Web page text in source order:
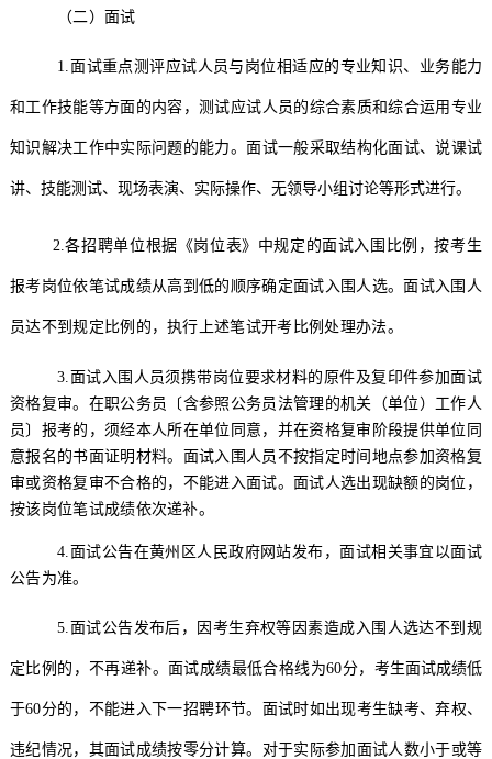
（二） 面试
1. 面试重点测评应试人员与岗位相适应的专业知识、业务能力
和工作技能等方面的内容，测试应试人员的综合素质和综合运用专业
知识解决工作中实际问题的能力。面试一般采取结构化面试、说课试
讲、技能测试、现场表演、实际操作、无领导小组讨论等形式进行。
2.各招聘单位根据《岗位表》中规定的面试入围比例，按考生
报考岗位依笔试成绩从高到低的顺序确定面试入围人选。面试入围人
员达不到规定比例的，执行上述笔试开考比例处理办法。
3. 面试入围人员须携带岗位要求材料的原件及复印件参加面试
资格复审。在职公务员〔含参照公务员法管理的机关（单位）工作人
员〕报考的，须经本人所在单位同意，并在资格复审阶段提供单位同
意报名的书面证明材料。面试入围人员不按指定时间地点参加资格复
审或资格复审不合格的，不能进入面试。面试人选出现缺额的岗位，
按该岗位笔试成绩依次递补。
4. 面试公告在黄州区人民政府网站发布，面试相关事宜以面试
公告为准。
5. 面试公告发布后，因考生弃权等因素造成入围人选达不到规
定比例的，不再递补。 面试成绩最低合格线为60分， 考生面试成绩低
于60分的，不能进入下一招聘环节。面试时如出现考生缺考、弃权、
违纪情况，其面试成绩按零分计算。对于实际参加面试人数小于或等